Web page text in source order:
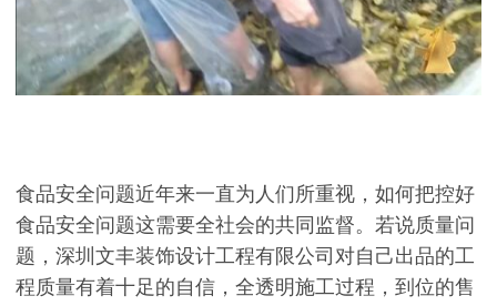
食品安全问题近年来一直为人们所重视，如何把控好
食品安全问题这需要全社会的共同监督。若说质量问
题，深圳文丰装饰设计工程有限公司对自己出品的工
程质量有着十足的自信，全透明施工过程，到位的售